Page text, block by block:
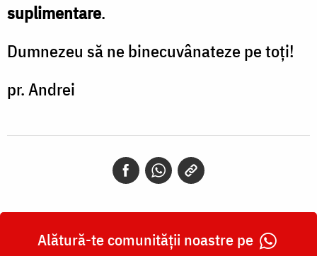
suplimentare.
Dumnezeu să ne binecuvânateze pe toți!
pr. Andrei
Alătură-te comunității noastre pe